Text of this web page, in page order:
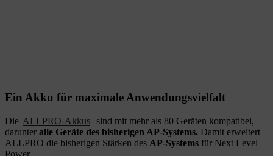
Ein Akku für maximale Anwendungsvielfalt
Die ALLPRO-Akkus sind mit mehr als 80 Geräten kompatibel,
darunter alle Geräte des bisherigen AP-Systems. Damit erweitert
ALLPRO die bisherigen Stärken des AP-Systems für Next Level